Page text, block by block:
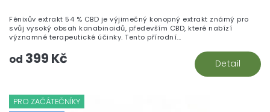
od 399 Kč Detail
Fénixův extrakt 54 % CBD je výjimečný konopný extrakt známý pro
svůj vysoký obsah kanabinoidů, především CBD, které nabízí
významné terapeutické účinky. Tento přírodní...
PRO ZAČÁTEČNÍKY